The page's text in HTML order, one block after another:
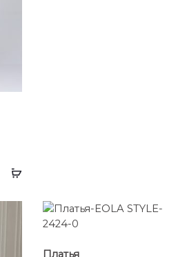
Выбрать
Платья